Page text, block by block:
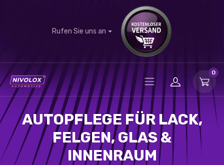
Rufen Sie uns an
0
AUTOPFLEGE FÜR LACK,
FELGEN, GLAS &
INNENRAUM